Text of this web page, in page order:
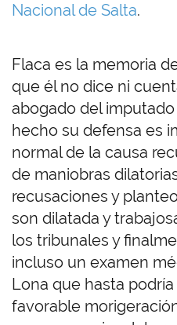
Nacional de Salta.
Flaca es la memoria
que él no dice ni
abogado del
hecho su defensa es
normal de la causa
de maniobras
recusaciones y
son dilatada y
los tribunales y
incluso un examen
Lona que hasta
favorable